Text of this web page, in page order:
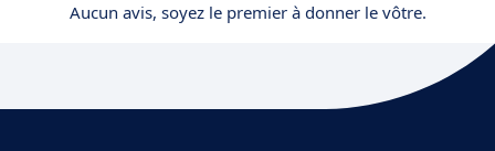
Aucun avis, soyez le premier à donner le vôtre.